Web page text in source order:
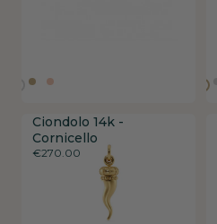
Ciondolo 14k -
Cornicello
€270.00
Ciondolo 14k -
Cornicello
€270.00
Ciondolo 14k -
Cornicello
€270.00